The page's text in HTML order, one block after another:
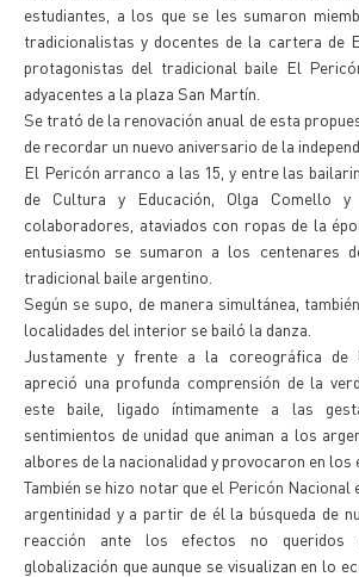
estudiantes, a los que se les sumaron
tradicionalistas y docentes de la cartera de
protagonistas del tradicional baile El
adyacentes a la plaza San Martín.
Se trató de la renovación anual de esta
de recordar un nuevo aniversario de la
El Pericón arranco a las 15, y entre las
de Cultura y Educación, Olga Comello
colaboradores, ataviados con ropas de la
entusiasmo se sumaron a los centenares
tradicional baile argentino.
Según se supo, de manera simultánea,
localidades del interior se bailó la danza.
Justamente y frente a la coreográfica de
apreció una profunda comprensión de la
este baile, ligado íntimamente a las
sentimientos de unidad que animan a los
albores de la nacionalidad y provocaron en los
También se hizo notar que el Pericón
argentinidad y a partir de él la búsqueda de
reacción ante los efectos no
globalización que aunque se visualizan en lo